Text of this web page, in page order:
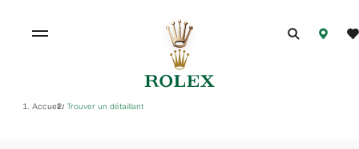
Accueil/ Trouver un détaillant